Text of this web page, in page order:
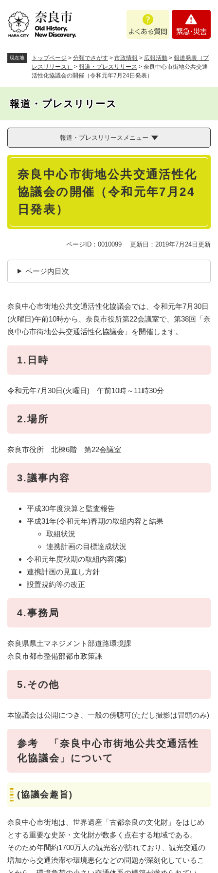
。
あ
問
・
現在地 トップページ > 分類でさがす > 市政情報 > 広報活動 > 報道発表（プ
レスリリース）
> 報道・プレスリリース > 奈良中心市街地公共交通
活性化協議会の開催（令和元年7月24日発表）
報道・プレスリリース
報道・プレスリリースメニュー
本
奈良中心市街地公共交通活性化
協議会の開催（令和元年7月24
日発表）
ページID：0010099 更新日：2019年7月24日更新
ページ内目次
奈良中心市街地公共交通活性化協議会では、令和元年7月30日
(火曜日)午前10時から、奈良市役所第22会議室で、第38回「奈
良中心市街地公共交通活性化協議会」を開催します。
1.日時
令和元年7月30日(火曜日) 午前10時～11時30分
2.場所
奈良市役所 北棟6階 第22会議室
3.議事内容
平成30年度決算と監査報告
平成31年(令和元年)春期の取組内容と結果
取組状況
連携計画の目標達成状況
令和元年度秋期の取組内容(案)
連携計画の見直し方針
設置規約等の改正
4.事務局
奈良県県土マネジメント部道路環境課
奈良市都市整備部都市政策課
5.その他
本協議会は公開につき、一般の傍聴可(ただし撮影は冒頭のみ)
参考 「奈良中心市街地公共交通活性
化協議会」について
(協議会趣旨)
奈良中心市街地は、世界遺産「古都奈良の文化財」をはじめ
とする重要な史跡・文化財が数多く点在する地域である。
そのため年間約1700万人の観光客が訪れており、観光交通の
増加から交通渋滞や環境悪化などの問題が深刻化しているこ